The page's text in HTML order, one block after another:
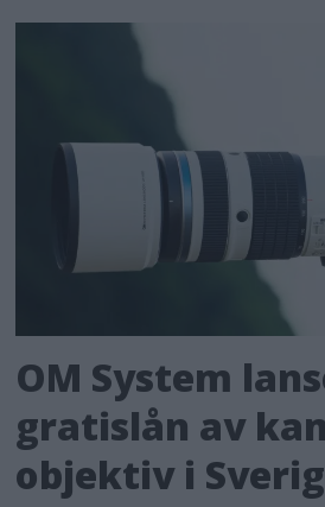
OM System
gratislån av
objektiv i